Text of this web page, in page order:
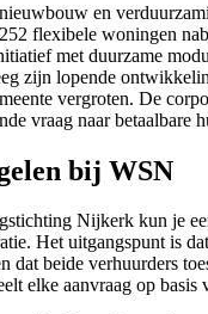
en
flexibele woningen
met duurzame
zijn lopende
vergroten. De
vraag naar betaalbare
bij WSN
Nijkerk kun je
Het uitgangspunt is
dat beide verhuurders
elke aanvraag op basis